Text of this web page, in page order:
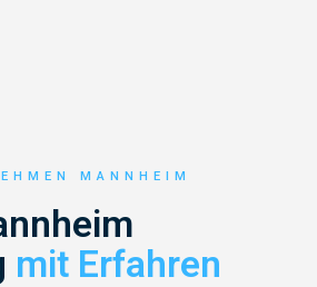
MANNHEIM
mit Erfahren